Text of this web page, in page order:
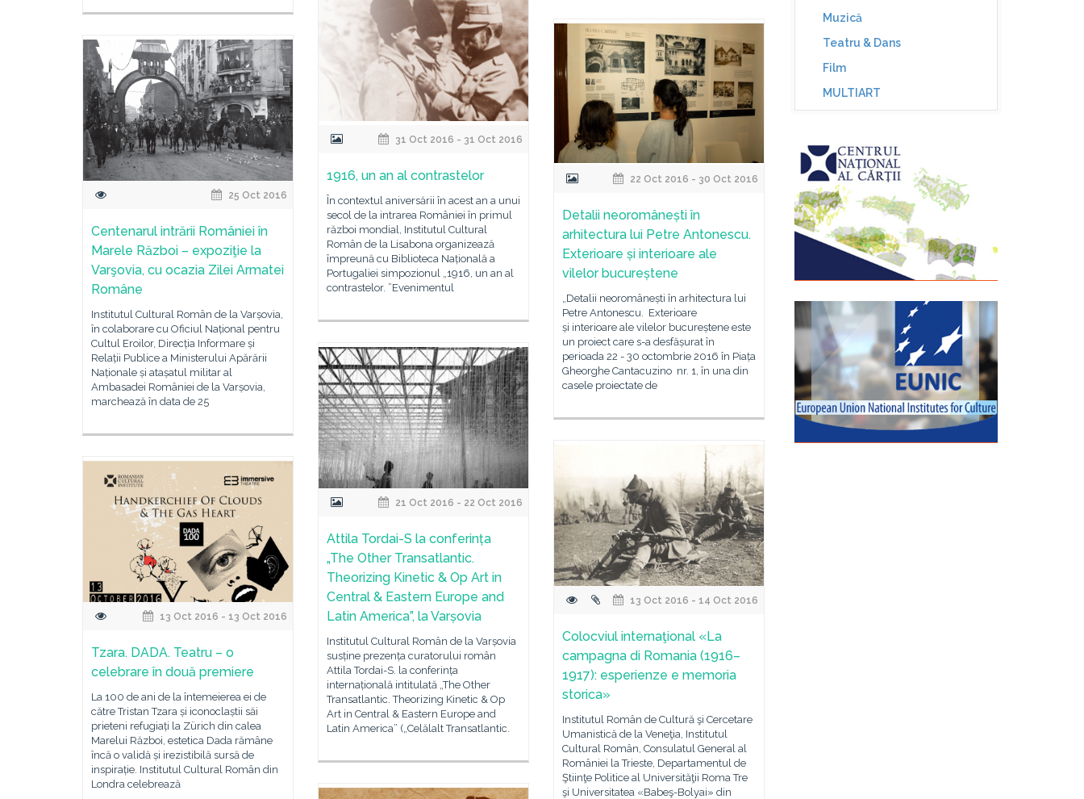
31 Oct 2016 - 31 Oct 2016
1916, un an al contrastelor
În contextul aniversării în acest an a unui
secol de la intrarea României în primul
război mondial, Institutul Cultural
Român de la Lisabona organizează
împreună cu Biblioteca Națională a
Portugaliei simpozionul „1916, un an al
contrastelor. ”Evenimentul
22 Oct 2016 - 30 Oct 2016
Detalii neoromânești în
arhitectura lui Petre Antonescu.
Exterioare și interioare ale
vilelor bucureștene
„Detalii neoromânești în arhitectura lui
Petre Antonescu. ​Exterioare
și interioare ale vilelor bucureștene este
un proiect care s-a desfășurat în
perioada 22 - 30 octombrie 2016 în Piața
Gheorghe Cantacuzino nr. 1, în una din
casele proiectate de
25 Oct 2016
Centenarul intrării României în
Marele Război – expoziţie la
Varşovia, cu ocazia Zilei Armatei
Române
Institutul Cultural Român de la Varșovia,
în colaborare cu Oficiul Național pentru
Cultul Eroilor, Direcția Informare și
Relații Publice a Ministerului Apărării
Naționale și atașatul militar al
Ambasadei României de la Varșovia,
marchează în data de 25
21 Oct 2016 - 22 Oct 2016
Attila Tordai-S la conferința
„The Other Transatlantic.
Theorizing Kinetic & Op Art in
Central & Eastern Europe and
Latin America”, la Varșovia
Institutul Cultural Român de la Varșovia
susține prezența curatorului român
Attila Tordai-S. la conferința
internațională intitulată „The Other
Transatlantic. Theorizing Kinetic & Op
Art in Central & Eastern Europe and
Latin America” („Celălalt Transatlantic.
13 Oct 2016 - 14 Oct 2016
Colocviul internaţional «La
campagna di Romania (1916–
1917): esperienze e memoria
storica»
Institutul Român de Cultură şi Cercetare
Umanistică de la Veneţia, Institutul
Cultural Român, Consulatul General al
României la Trieste, Departamentul de
Ştiinţe Politice al Universităţii Roma Tre
şi Universitatea «Babeş-Bolyai» din
13 Oct 2016 - 13 Oct 2016
Tzara. DADA. Teatru – o
celebrare în două premiere
La 100 de ani de la întemeierea ei de
către Tristan Tzara și iconoclaștii săi
prieteni refugiați la Zürich din calea
Marelui Război, estetica Dada rămâne
încă o validă și irezistibilă sursă de
inspirație. Institutul Cultural Român din
Londra celebrează
Muzică
Teatru & Dans
Film
MULTIART